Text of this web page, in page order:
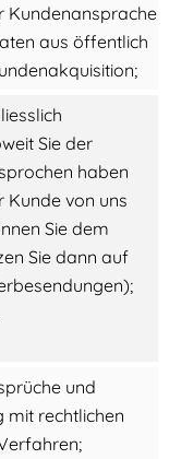
Kundenansprache
aus öffentlich
Sie der
haben
Kunde von uns
Sie dem
Sie dann auf
und
mit rechtlichen